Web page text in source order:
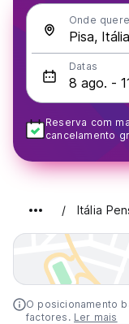
Onde
Datas
Reserva com
cancelamento
Itália
O posicionamento
factores. Ler mais